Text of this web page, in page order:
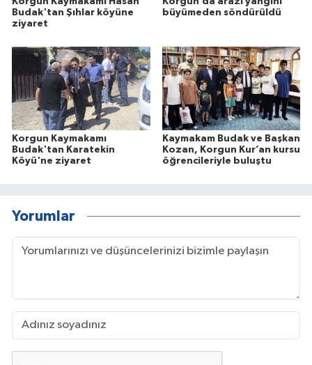
Budak'tan Şıhlar köyüne
ziyaret
büyümeden söndürüldü
Korgun Kaymakamı
Budak'tan Karatekin
Köyü'ne ziyaret
Kaymakam Budak ve Başkan
Kozan, Korgun Kur’an kursu
öğrencileriyle buluştu
Yorumlar